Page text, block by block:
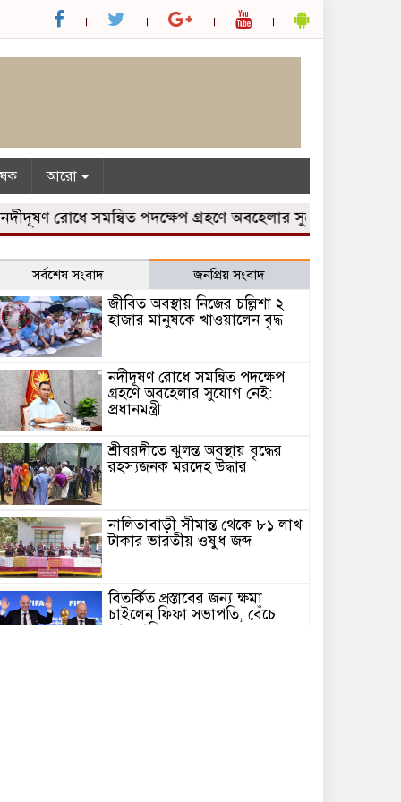
আরো
রোধে সমন্বিত পদক্ষেপ গ্রহণে অবহেলার সুযোগ নেই: প্রধানমন্ত্রী
সর্বশেষ সংবাদ জনপ্রিয় সংবাদ
জীবিত অবস্থায় নিজের চল্লিশা ২
হাজার মানুষকে খাওয়ালেন বৃদ্ধ
নদীদূষণ রোধে সমন্বিত পদক্ষেপ
গ্রহণে অবহেলার সুযোগ নেই:
প্রধানমন্ত্রী
শ্রীবরদীতে ঝুলন্ত অবস্থায় বৃদ্ধের
রহস্যজনক মরদেহ উদ্ধার
নালিতাবাড়ী সীমান্ত থেকে ৮১ লাখ
টাকার ভারতীয় ওষুধ জব্দ
বিতর্কিত প্রস্তাবের জন্য ক্ষমা
চাইলেন ফিফা সভাপতি, বেঁচে
গেল গদি!